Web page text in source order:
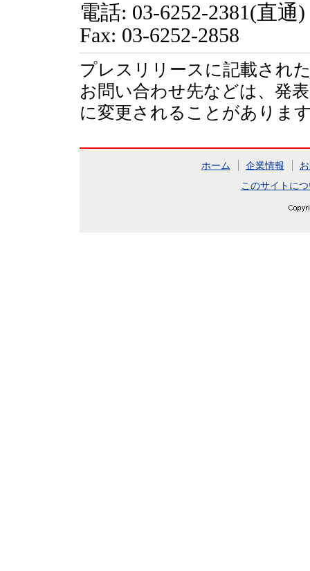
電話: 03-6252-2381(直通)
Fax: 03-6252-2858
プレスリリースに記載され
お問い合わせ先などは、発
に変更されることがありま
ホーム 企業情報
このサイトに